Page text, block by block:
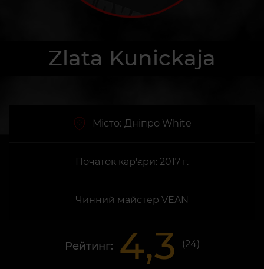
Zlata Kunickaja
Місто: Дніпро White
Початок кар'єри: 2017 г.
Чинний майстер VEAN
Рейтинг: 4,3 (24)